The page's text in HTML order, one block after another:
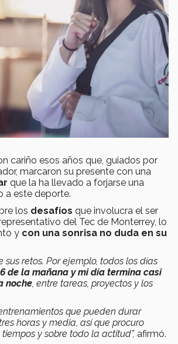
cariño esos años que, guiados por
marcaron su presente con una
que la ha llevado a forjarse una
a este deporte.
los desafíos que involucra el ser
del Tec de Monterrey, lo
y con una sonrisa no duda en su
sus retos. Por ejemplo, todos los días
de la mañana y mi día termina casi
noche , entre tareas, proyectos y los
que pueden durar
horas y media, así que procuro
y sobre todo la actitud”, afirmó.